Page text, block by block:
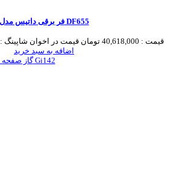
فر برقی داتیس مدل DF655
قیمت : 40,618,000 تومان قیمت در اخوان شاپینگ :
اضافه به سبد خرید